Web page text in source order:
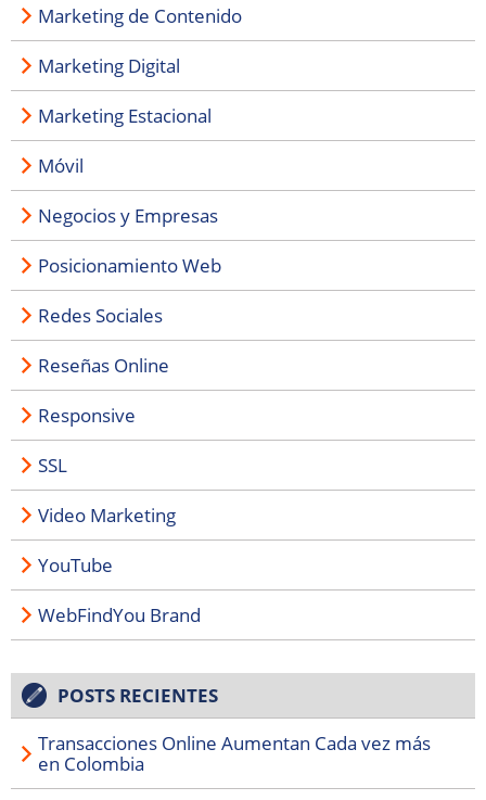
Marketing de Contenido
Marketing Digital
Marketing Estacional
Móvil
Negocios y Empresas
Posicionamiento Web
Redes Sociales
Reseñas Online
Responsive
SSL
Video Marketing
YouTube
WebFindYou Brand
POSTS RECIENTES
Transacciones Online Aumentan Cada vez más
en Colombia